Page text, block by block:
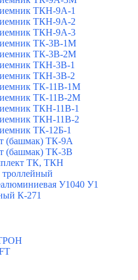
ТКН-9А-1
ТКН-9А-2
ТКН-9А-3
ТК-3В-1М
ТК-3В-2М
ТКН-3В-1
ТКН-3В-2
ТК-11В-1М
ТК-11В-2М
ТКН-11В-1
ТКН-11В-2
ТК-12Б-1
(башмак) ТК-9А
(башмак) ТК-3В
ТК, ТКН
троллейный
У1040 У1
К-271